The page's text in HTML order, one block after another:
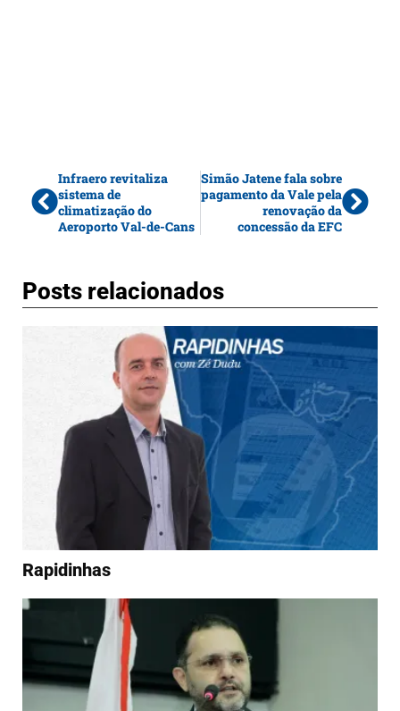
Infraero revitaliza
sistema de
climatização do
Aeroporto Val-de-Cans
Simão Jatene fala sobre
pagamento da Vale pela
renovação da
concessão da EFC
Posts relacionados
Rapidinhas